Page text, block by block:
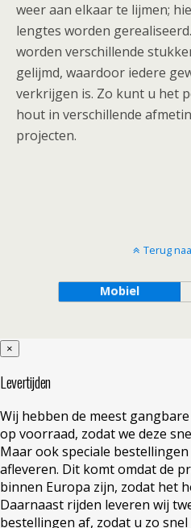
weer aan elkaar te lijmen;
lengtes worden
worden verschillende
gelijmd, waardoor iedere
verkrijgen is. Zo kunt u het
hout in verschillende
projecten.
Terug
Mobiel
×
Levertijden
Wij hebben de meest
op voorraad, zodat we deze
Maar ook speciale
afleveren. Dit komt omdat de
binnen Europa zijn, zodat het
Daarnaast rijden leveren wij
bestellingen af, zodat u zo